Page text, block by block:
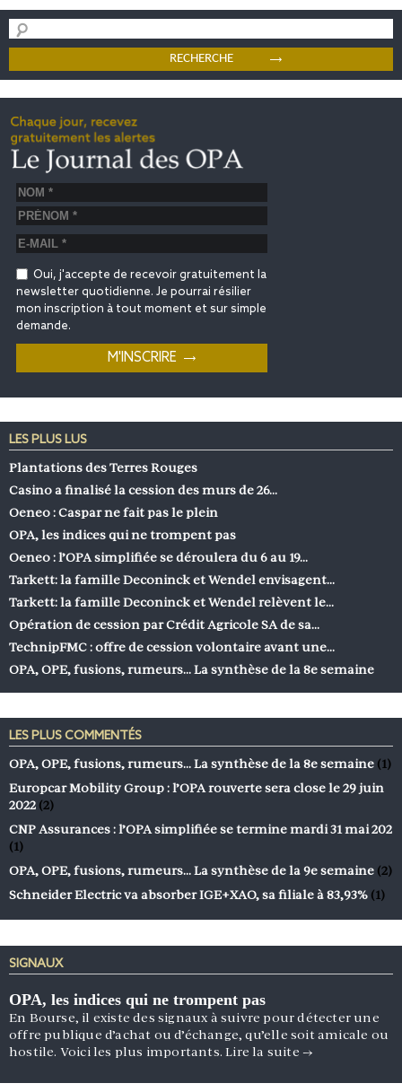
Oui, j'accepte de recevoir gratuitement la
newsletter quotidienne. Je pourrai résilier
mon inscription à tout moment et sur simple
demande.
LES PLUS LUS
Plantations des Terres Rouges
Casino a finalisé la cession des murs de 26…
Oeneo : Caspar ne fait pas le plein
OPA, les indices qui ne trompent pas
Oeneo : l’OPA simplifiée se déroulera du 6 au 19…
Tarkett: la famille Deconinck et Wendel envisagent…
Tarkett: la famille Deconinck et Wendel relèvent le…
Opération de cession par Crédit Agricole SA de sa…
TechnipFMC : offre de cession volontaire avant une…
OPA, OPE, fusions, rumeurs… La synthèse de la 8e semaine
LES PLUS COMMENTÉS
OPA, OPE, fusions, rumeurs… La synthèse de la 8e semaine (1)
Europcar Mobility Group : l’OPA rouverte sera close le 29 juin
2022 (2)
CNP Assurances : l’OPA simplifiée se termine mardi 31 mai 202
(1)
OPA, OPE, fusions, rumeurs… La synthèse de la 9e semaine (2)
Schneider Electric va absorber IGE+XAO, sa filiale à 83,93% (1)
SIGNAUX
OPA, les indices qui ne trompent pas
En Bourse, il existe des signaux à suivre pour détecter une
offre publique d’achat ou d’échange, qu’elle soit amicale ou
hostile. Voici les plus importants.Lire la suite →